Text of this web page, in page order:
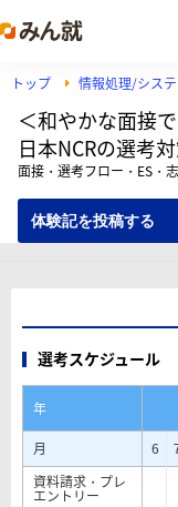
トップ 情報処理/シス
＜和やかな面接
日本NCRの選考
面接・選考フロー・ES・
体験記を投稿する
選考スケジュール
年
月
6
資料請求・プレ
エントリー